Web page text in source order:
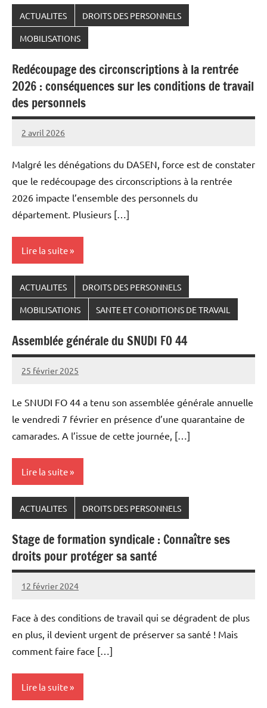
ACTUALITES DROITS DES PERSONNELS
MOBILISATIONS
Redécoupage des circonscriptions à la rentrée
2026 : conséquences sur les conditions de travail
des personnels
2 avril 2026
Snudifo44
Malgré les dénégations du DASEN, force est de constater
que le redécoupage des circonscriptions à la rentrée
2026 impacte l’ensemble des personnels du
département. Plusieurs […]
Lire la suite
ACTUALITES DROITS DES PERSONNELS
MOBILISATIONS SANTE ET CONDITIONS DE TRAVAIL
Assemblée générale du SNUDI FO 44
25 février 2025
Snudifo44
Le SNUDI FO 44 a tenu son assemblée générale annuelle
le vendredi 7 février en présence d’une quarantaine de
camarades. A l’issue de cette journée, […]
Lire la suite
ACTUALITES DROITS DES PERSONNELS
Stage de formation syndicale : Connaître ses
droits pour protéger sa santé
12 février 2024
Snudifo44
Face à des conditions de travail qui se dégradent de plus
en plus, il devient urgent de préserver sa santé ! Mais
comment faire face […]
Lire la suite